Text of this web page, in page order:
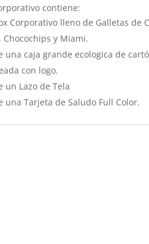
contiene:
Corporativo lleno de Galletas de
Chocochips y Miami.
una caja grande ecologica de
con logo.
un Lazo de Tela
una Tarjeta de Saludo Full Color.